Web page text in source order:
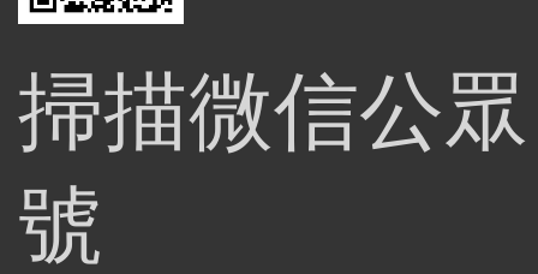
掃描微信公眾
號